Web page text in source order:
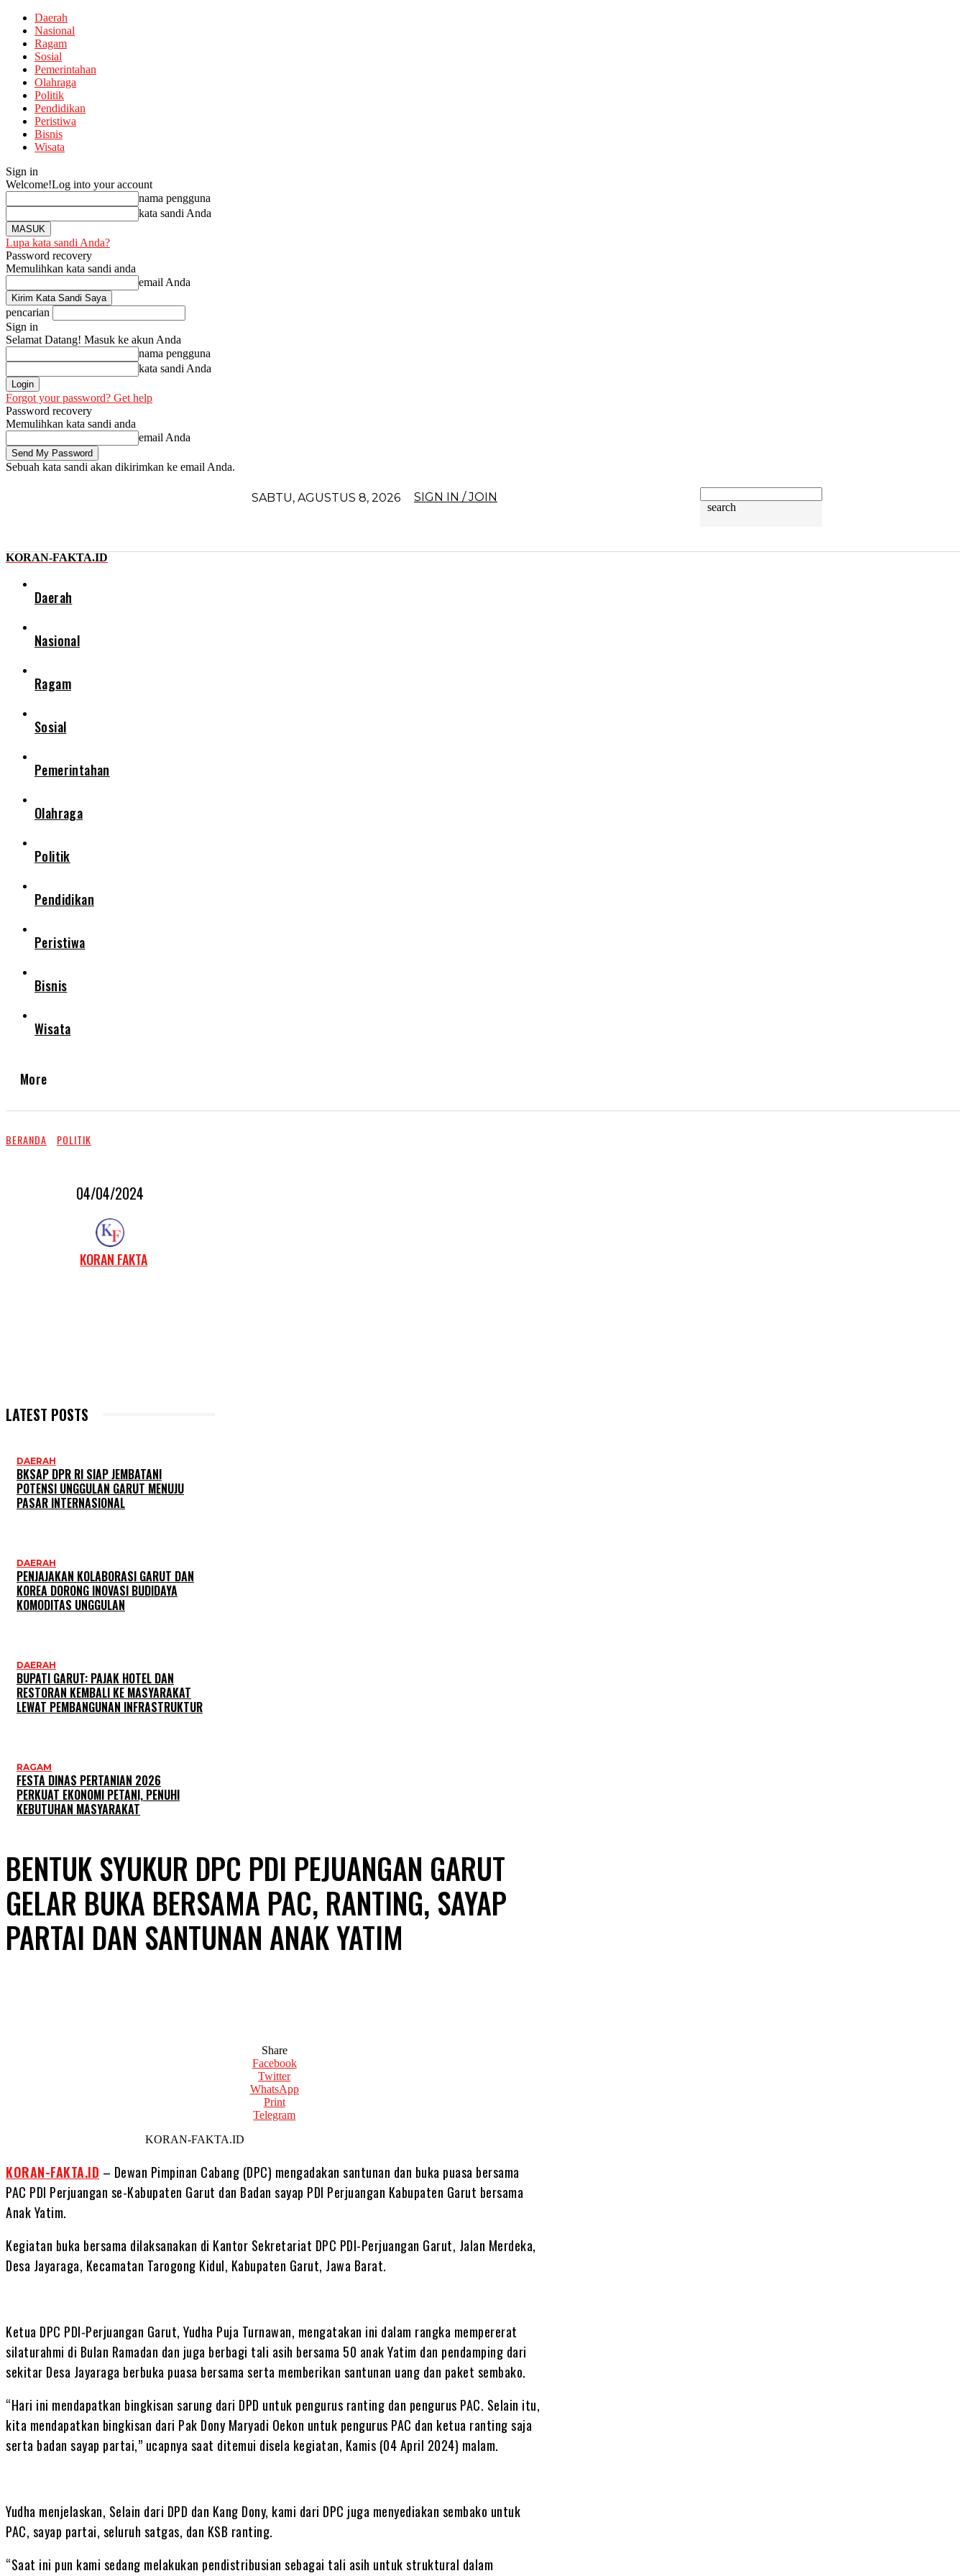
Daerah
Nasional
Ragam
Sosial
Pemerintahan
Olahraga
Politik
Pendidikan
Peristiwa
Bisnis
Wisata
Sign in
Welcome!Log into your account
nama pengguna
kata sandi Anda
Lupa kata sandi Anda?
Password recovery
Memulihkan kata sandi anda
email Anda
pencarian
Sign in
Selamat Datang! Masuk ke akun Anda
nama pengguna
kata sandi Anda
Forgot your password? Get help
Password recovery
Memulihkan kata sandi anda
email Anda
Sebuah kata sandi akan dikirimkan ke email Anda.
SABTU, AGUSTUS 8, 2026 SIGN IN / JOIN
search
KORAN-FAKTA.ID
Daerah
Nasional
Ragam
Sosial
Pemerintahan
Olahraga
Politik
Pendidikan
Peristiwa
Bisnis
Wisata
More
BERANDA POLITIK
04/04/2024
KORAN FAKTA
LATEST POSTS
DAERAH
BKSAP DPR RI SIAP JEMBATANI
POTENSI UNGGULAN GARUT MENUJU
PASAR INTERNASIONAL
DAERAH
PENJAJAKAN KOLABORASI GARUT DAN
KOREA DORONG INOVASI BUDIDAYA
KOMODITAS UNGGULAN
DAERAH
BUPATI GARUT: PAJAK HOTEL DAN
RESTORAN KEMBALI KE MASYARAKAT
LEWAT PEMBANGUNAN INFRASTRUKTUR
RAGAM
FESTA DINAS PERTANIAN 2026
PERKUAT EKONOMI PETANI, PENUHI
KEBUTUHAN MASYARAKAT
BENTUK SYUKUR DPC PDI PEJUANGAN GARUT
GELAR BUKA BERSAMA PAC, RANTING, SAYAP
PARTAI DAN SANTUNAN ANAK YATIM
Share
Facebook
Twitter
WhatsApp
Print
Telegram
KORAN-FAKTA.ID
KORAN-FAKTA.ID – Dewan Pimpinan Cabang (DPC) mengadakan santunan dan buka puasa bersama
PAC PDI Perjuangan se-Kabupaten Garut dan Badan sayap PDI Perjuangan Kabupaten Garut bersama
Anak Yatim.
Kegiatan buka bersama dilaksanakan di Kantor Sekretariat DPC PDI-Perjuangan Garut, Jalan Merdeka,
Desa Jayaraga, Kecamatan Tarogong Kidul, Kabupaten Garut, Jawa Barat.
Ketua DPC PDI-Perjuangan Garut, Yudha Puja Turnawan, mengatakan ini dalam rangka mempererat
silaturahmi di Bulan Ramadan dan juga berbagi tali asih bersama 50 anak Yatim dan pendamping dari
sekitar Desa Jayaraga berbuka puasa bersama serta memberikan santunan uang dan paket sembako.
“Hari ini mendapatkan bingkisan sarung dari DPD untuk pengurus ranting dan pengurus PAC. Selain itu,
kita mendapatkan bingkisan dari Pak Dony Maryadi Oekon untuk pengurus PAC dan ketua ranting saja
serta badan sayap partai,” ucapnya saat ditemui disela kegiatan, Kamis (04 April 2024) malam.
Yudha menjelaskan, Selain dari DPD dan Kang Dony, kami dari DPC juga menyediakan sembako untuk
PAC, sayap partai, seluruh satgas, dan KSB ranting.
“Saat ini pun kami sedang melakukan pendistribusian sebagai tali asih untuk struktural dalam